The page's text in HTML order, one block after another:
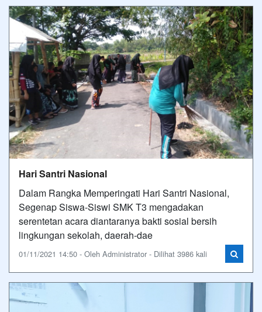
Hari Santri Nasional
Dalam Rangka Memperingati Hari Santri Nasional,
Segenap Siswa-Siswi SMK T3 mengadakan
serentetan acara diantaranya bakti sosial bersih
lingkungan sekolah, daerah-dae
01/11/2021 14:50 - Oleh Administrator - Dilihat 3986 kali